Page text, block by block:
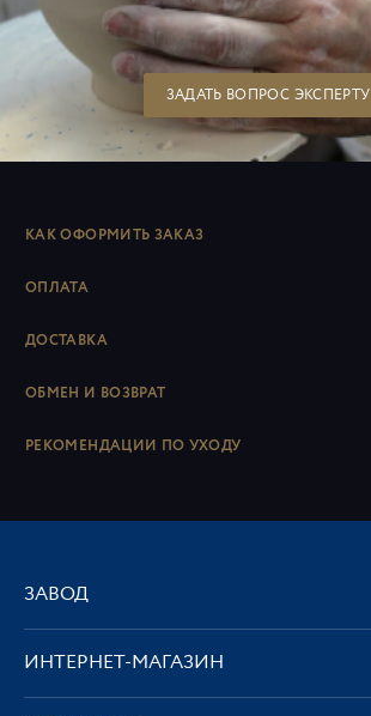
ЗАДАТЬ ВОПРОС ЭКСПЕРТУ
КАК ОФОРМИТЬ ЗАКАЗ
ОПЛАТА
ДОСТАВКА
ОБМЕН И ВОЗВРАТ
РЕКОМЕНДАЦИИ ПО УХОДУ
ЗАВОД
ИНТЕРНЕТ-МАГАЗИН